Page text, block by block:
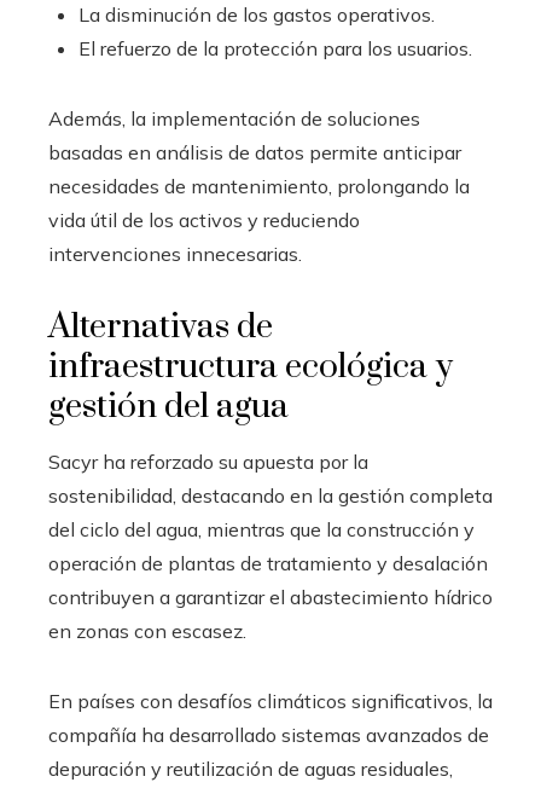
La disminución de los gastos operativos.
El refuerzo de la protección para los usuarios.
Además, la implementación de soluciones
basadas en análisis de datos permite anticipar
necesidades de mantenimiento, prolongando la
vida útil de los activos y reduciendo
intervenciones innecesarias.
Alternativas de
infraestructura ecológica y
gestión del agua
Sacyr ha reforzado su apuesta por la
sostenibilidad, destacando en la gestión completa
del ciclo del agua, mientras que la construcción y
operación de plantas de tratamiento y desalación
contribuyen a garantizar el abastecimiento hídrico
en zonas con escasez.
En países con desafíos climáticos significativos, la
compañía ha desarrollado sistemas avanzados de
depuración y reutilización de aguas residuales,